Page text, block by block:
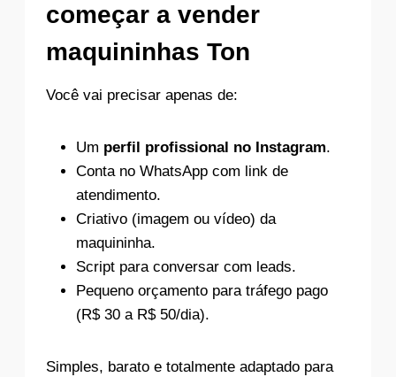
começar a vender
maquininhas Ton
Você vai precisar apenas de:
Um perfil profissional no Instagram.
Conta no WhatsApp com link de
atendimento.
Criativo (imagem ou vídeo) da
maquininha.
Script para conversar com leads.
Pequeno orçamento para tráfego pago
(R$ 30 a R$ 50/dia).
Simples, barato e totalmente adaptado para